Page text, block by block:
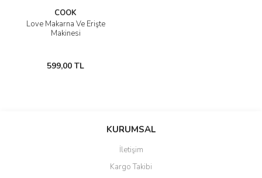
COOK
Love Makarna Ve Erişte
Makinesi
599,00 TL
KURUMSAL
İletişim
Kargo Takibi